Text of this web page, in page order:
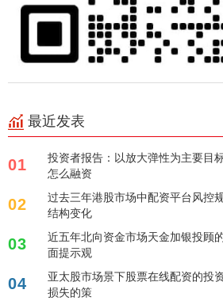
最近发表
01
投资者报告：以放大弹性为主要目
怎么融资
02
过去三年港股市场中配资平台风控
结构变化
03
近五年北向资金市场天金加银投顾
面提示观
04
亚太股市场景下股票在线配资的投
损失的策